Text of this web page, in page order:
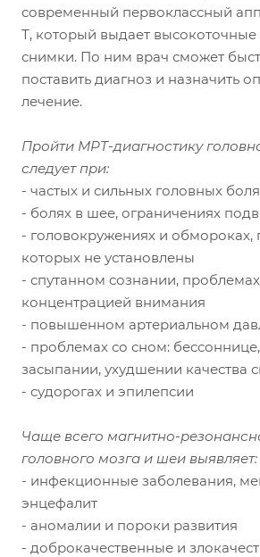
современный первоклассный
Т, который выдает высокоточные
снимки. По ним врач сможет
поставить диагноз и назначить
лечение.
Пройти МРТ-диагностику
следует при:
- частых и сильных головных
- болях в шее, ограничениях
- головокружениях и обмороках,
которых не установлены
- спутанном сознании,
концентрацией внимания
- повышенном артериальном
- проблемах со сном:
засыпании, ухудшении качества
- судорогах и эпилепсии
Чаще всего магнитно-
головного мозга и шеи выявляет:
- инфекционные заболевания,
энцефалит
- аномалии и пороки развития
- доброкачественные и